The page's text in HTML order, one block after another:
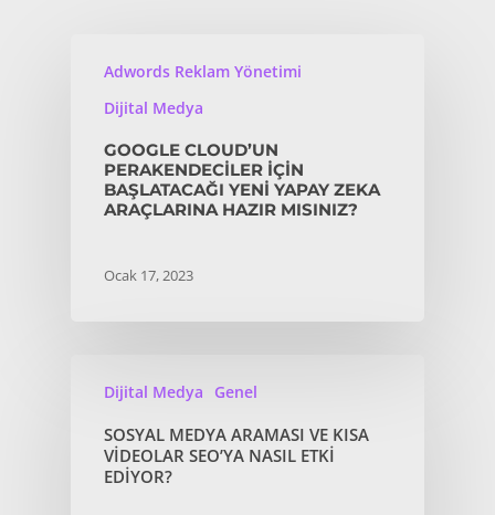
Adwords Reklam Yönetimi
Dijital Medya
GOOGLE CLOUD’UN
PERAKENDECILER IÇIN
BAŞLATACAĞI YENI YAPAY ZEKA
ARAÇLARINA HAZIR MISINIZ?
Ocak 17, 2023
Dijital Medya Genel
SOSYAL MEDYA ARAMASI VE KISA
VIDEOLAR SEO’YA NASIL ETKI
EDIYOR?